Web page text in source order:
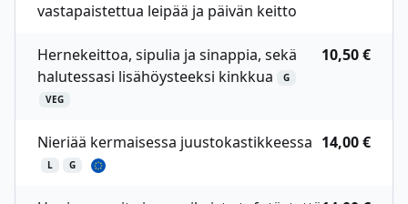
vastapaistettua leipää ja päivän keitto
Hernekeittoa, sipulia ja sinappia, sekä
halutessasi lisähöysteeksi kinkkua
G
VEG
10,50 €
Nieriää kermaisessa juustokastikkeessa
L G
14,00 €